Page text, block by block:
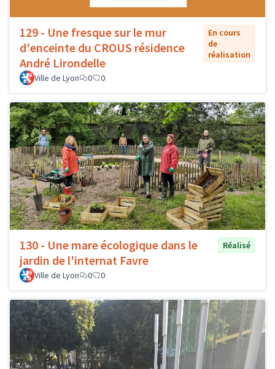
129 - Une fresque sur le mur
d'enceinte du CROUS résidence
André Lirondelle
En cours
de
réalisation
Ville de Lyon 0 0
130 - Une mare écologique dans le
jardin de l'internat Favre
Réalisé
Ville de Lyon 0 0